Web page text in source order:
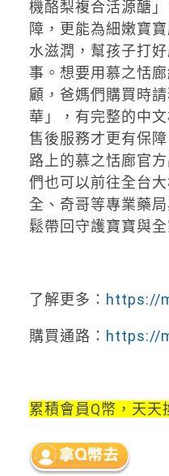
機酪梨複合活源醣
障，更能為細嫩寶
水滋潤，幫孩子打
事。想要用慕之恬
顧，爸媽們購買時
華」，有完整的中
售後服務才更有保
路上的慕之恬廊官
們也可以前往全台
全、奇哥等專業藥
鬆帶回守護寶寶與
了解更多： https://
購買通路： https://
累積會員Q幣， 天天